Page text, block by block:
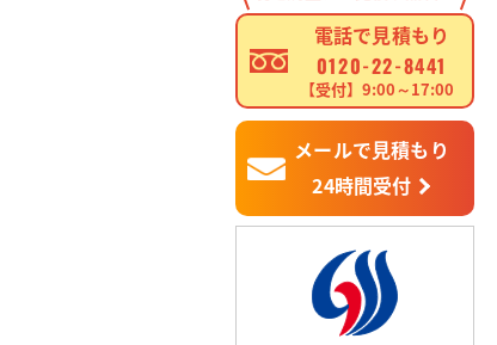
電話で見積もり
0120-22-8441
【受付】9:00～17:00
メールで見積もり
24時間受付